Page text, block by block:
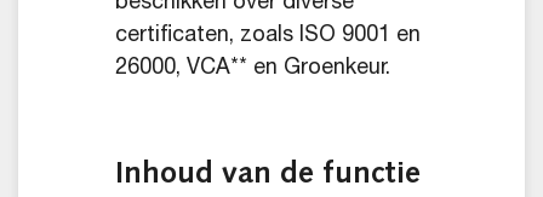
certificaten, zoals ISO 9001 en
26000, VCA** en Groenkeur.
Inhoud van de functie